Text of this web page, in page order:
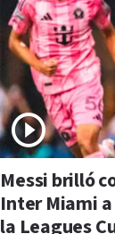
Messi brilló
Inter Miami
la Leagues